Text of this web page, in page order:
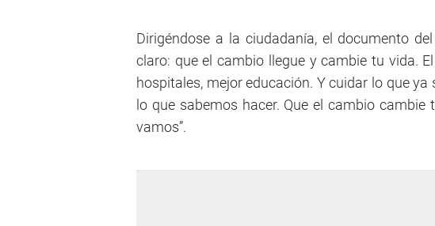
Dirigéndose a la ciudadanía, el documento
claro: que el cambio llegue y cambie tu vida.
hospitales, mejor educación. Y cuidar lo que ya
lo que sabemos hacer. Que el cambio cambie
vamos”.